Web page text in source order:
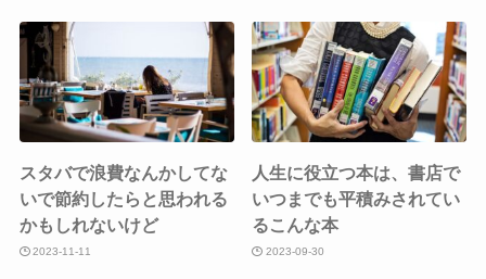
スタバで浪費なんかしてな
いで節約したらと思われる
かもしれないけど
2023-11-11
人生に役立つ本は、書店で
いつまでも平積みされてい
るこんな本
2023-09-30